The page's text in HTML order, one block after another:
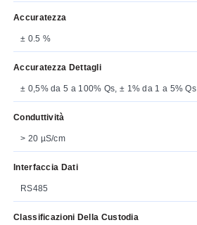
Accuratezza
± 0.5 %
Accuratezza Dettagli
± 0,5% da 5 a 100% Qs, ± 1% da 1 a 5% Qs
Conduttività
> 20 µS/cm
Interfaccia Dati
RS485
Classificazioni Della Custodia